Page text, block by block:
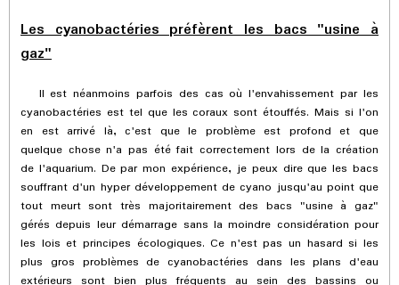
Les cyanobactéries préfèrent les bacs "usine à
gaz"
Il est néanmoins parfois des cas où l'envahissement par les
cyanobactéries est tel que les coraux sont étouffés. Mais si l'on
en est arrivé là, c'est que le problème est profond et que
quelque chose n'a pas été fait correctement lors de la création
de l'aquarium. De par mon expérience, je peux dire que les bacs
souffrant d'un hyper développement de cyano jusqu'au point que
tout meurt sont très majoritairement des bacs "usine à gaz"
gérés depuis leur démarrage sans la moindre considération pour
les lois et principes écologiques. Ce n'est pas un hasard si les
plus gros problèmes de cyanobactéries dans les plans d'eau
extérieurs sont bien plus fréquents au sein des bassins ou